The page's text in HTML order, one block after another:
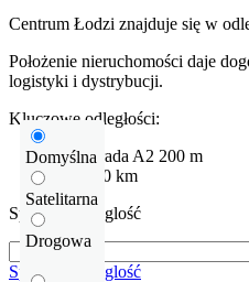
Centrum Łodzi znajduje się w
Położenie nieruchomości daje
logistyki i dystrybucji.
Domyślna
Satelitarna
Drogowa
Kluczowe odległości:
Autostrada A2 200 m
20 km
Sprawdź odleglość
Sprawdź odleglość